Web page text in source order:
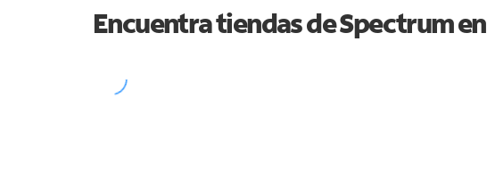
Encuentra tiendas de Spectrum en